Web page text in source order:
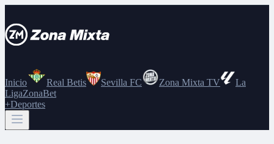
Inicio Real Betis Sevilla FC Zona Mixta TV
La
LigaZonaBet
+Deportes